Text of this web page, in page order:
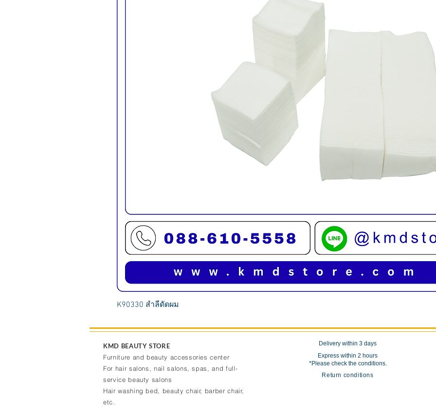
K90330 สำลีดัดผม
KMD BEAUTY STORE
Furniture and beauty accessories center
For hair salons, nail salons, spas, and full-
service beauty salons
Hair washing bed, beauty chair, barber chair,
etc.
Delivery within 3 days
Express within 2 hours
*Please check the conditions.
Return conditions